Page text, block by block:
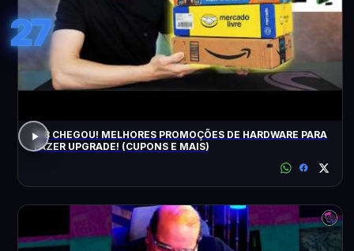
27
8.8 CHEGOU! MELHORES PROMOÇÕES DE HARDWARE PARA
FAZER UPGRADE! (CUPONS E MAIS)